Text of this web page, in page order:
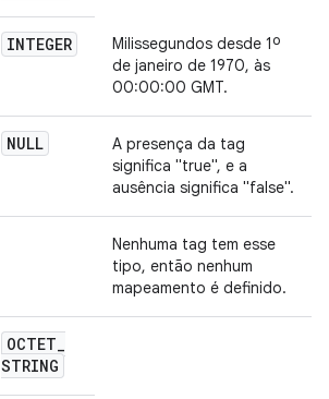
INTEGER
Milissegundos desde 1º
de janeiro de 1970, às
00:00:00 GMT.
NULL
A presença da tag
significa "true", e a
ausência significa "false".
Nenhuma tag tem esse
tipo, então nenhum
mapeamento é definido.
OCTET_
STRING